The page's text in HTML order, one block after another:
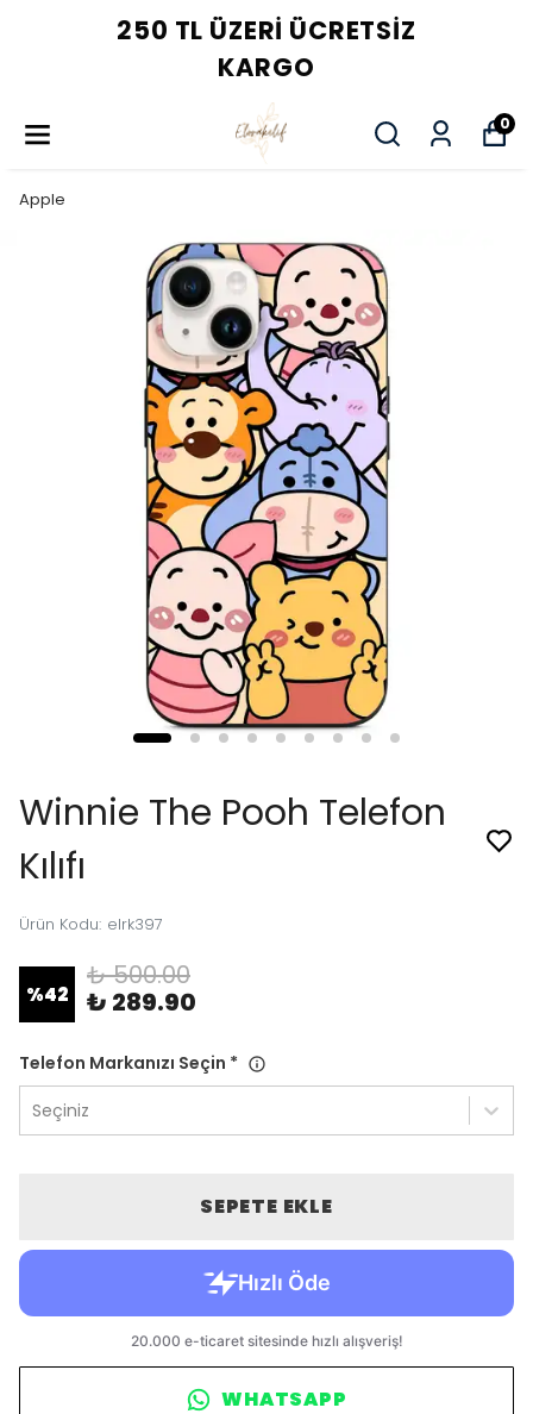
250 TL ÜZERI ÜCRETSIZ
KARGO
0
Apple
Winnie The Pooh Telefon
Kılıfı
Ürün Kodu: elrk397
%42
₺ 500.00
₺ 289.90
Telefon Markanızı Seçin *
Seçiniz
SEPETE EKLE
WHATSAPP